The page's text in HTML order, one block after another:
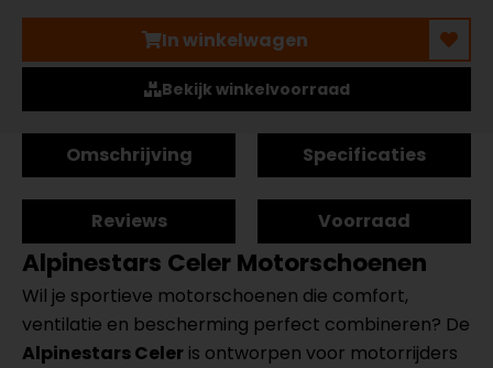
In winkelwagen
Bekijk winkelvoorraad
Omschrijving Specificaties
Reviews Voorraad
Alpinestars Celer Motorschoenen
Wil je sportieve motorschoenen die comfort,
ventilatie en bescherming perfect combineren? De
Alpinestars Celer is ontworpen voor motorrijders